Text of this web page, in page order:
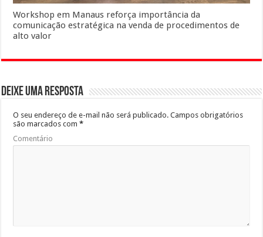
Workshop em Manaus reforça importância da
comunicação estratégica na venda de procedimentos de
alto valor
Deixe uma resposta
O seu endereço de e-mail não será publicado. Campos obrigatórios
são marcados com*
Comentário